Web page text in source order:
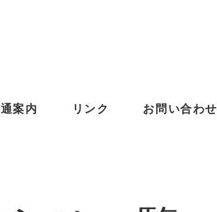
案内 リンク お問い合わせ